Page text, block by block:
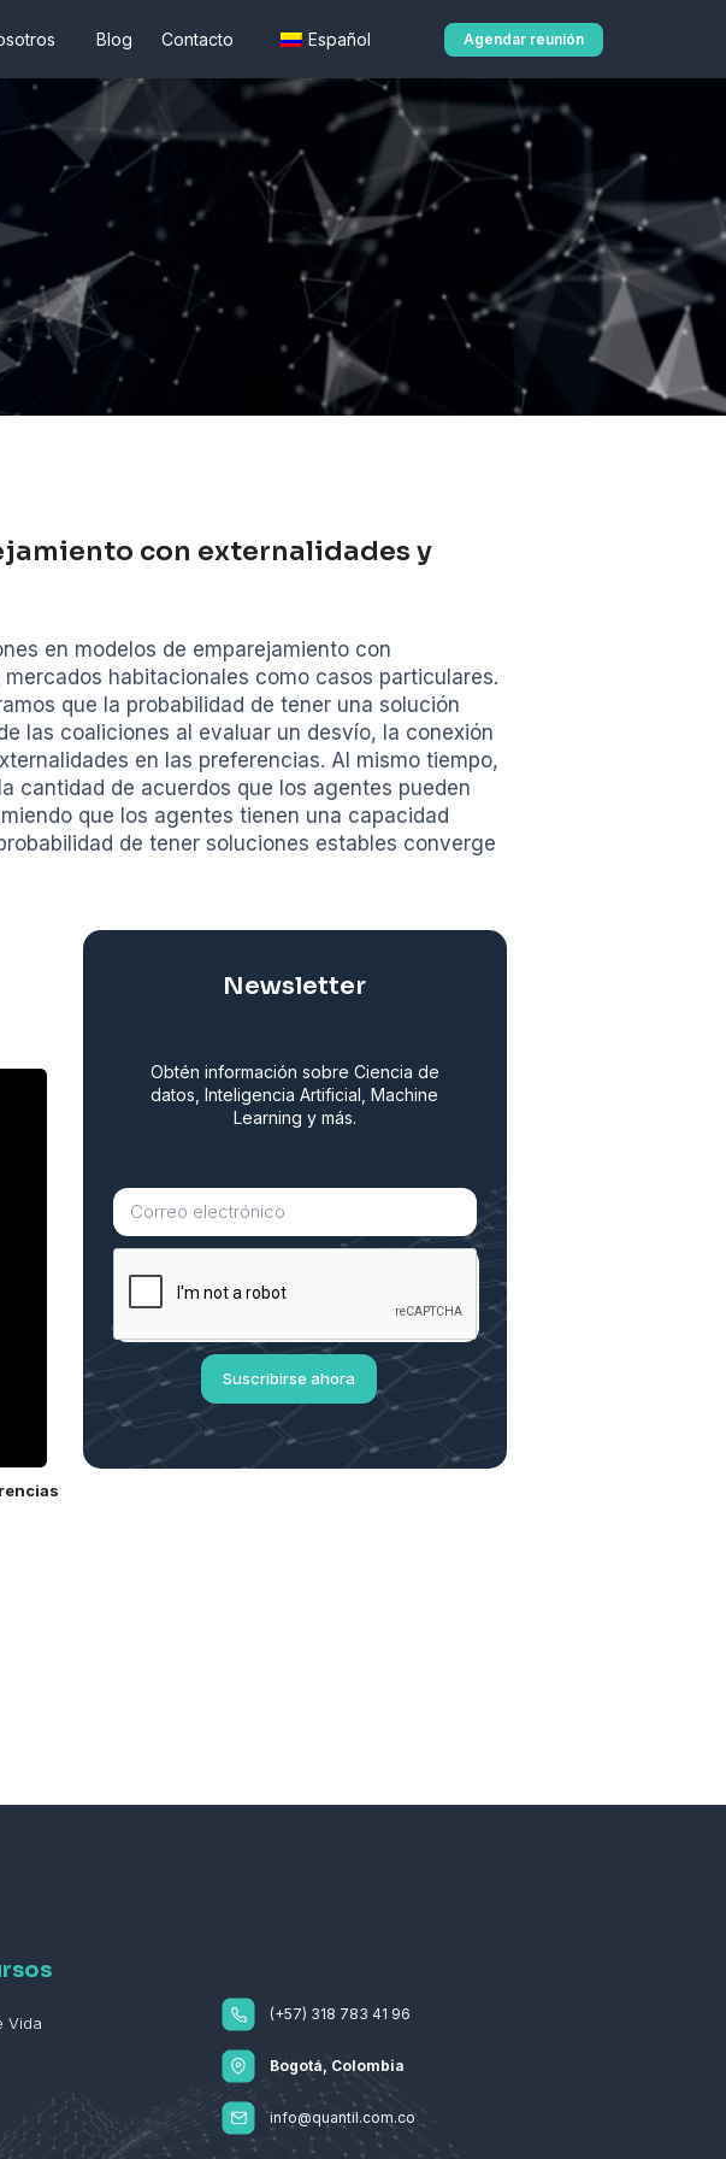
Blog Contacto Español Agendar reunión
con externalidades y
en modelos de emparejamiento con
habitacionales como casos particulares.
que la probabilidad de tener una solución
las coaliciones al evaluar un desvío, la conexión
en las preferencias. Al mismo tiempo,
cantidad de acuerdos que los agentes pueden
que los agentes tienen una capacidad
de tener soluciones estables converge
Newsletter
Obtén información sobre Ciencia de
datos, Inteligencia Artificial, Machine
Learning y más.
Suscribirse ahora
Vida (+57) 318 783 41 96
Bogotá, Colombia
info@quantil.com.co